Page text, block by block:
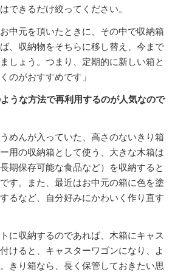
できるだけ絞ってください。
中元を頂いたときに、その中で収納箱
、収納物をそちらに移し替え、今まで
しょう。つまり、定期的に新しい箱と
のがおすすめです」
うな方法で再利用するのが人気なので
めんが入っていた、高さのないきり箱
用の収納箱として使う、大きな木箱は
期保存可能な食品など）を収納すると
す。また、最近はお中元の箱に色を塗
るなど、自分好みにかわいく作り直す
に収納するのであれば、木箱にキャス
けると、キャスターワゴンになり、よ
きり箱なら、長く保管しておきたい思